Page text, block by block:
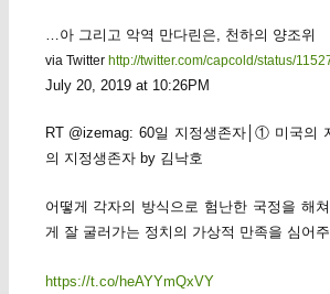
…아 그리고 악역 만다린은, 천하의 양조위
via Twitter http://twitter.com/capcold/status/
July 20, 2019 at 10:26PM
RT @izemag: 60일 지정생존자│① 미국의
의 지정생존자 by 김낙호
어떻게 각자의 방식으로 험난한 국정을 해
게 잘 굴러가는 정치의 가상적 만족을 심어
https://t.co/heAYYmQxVY